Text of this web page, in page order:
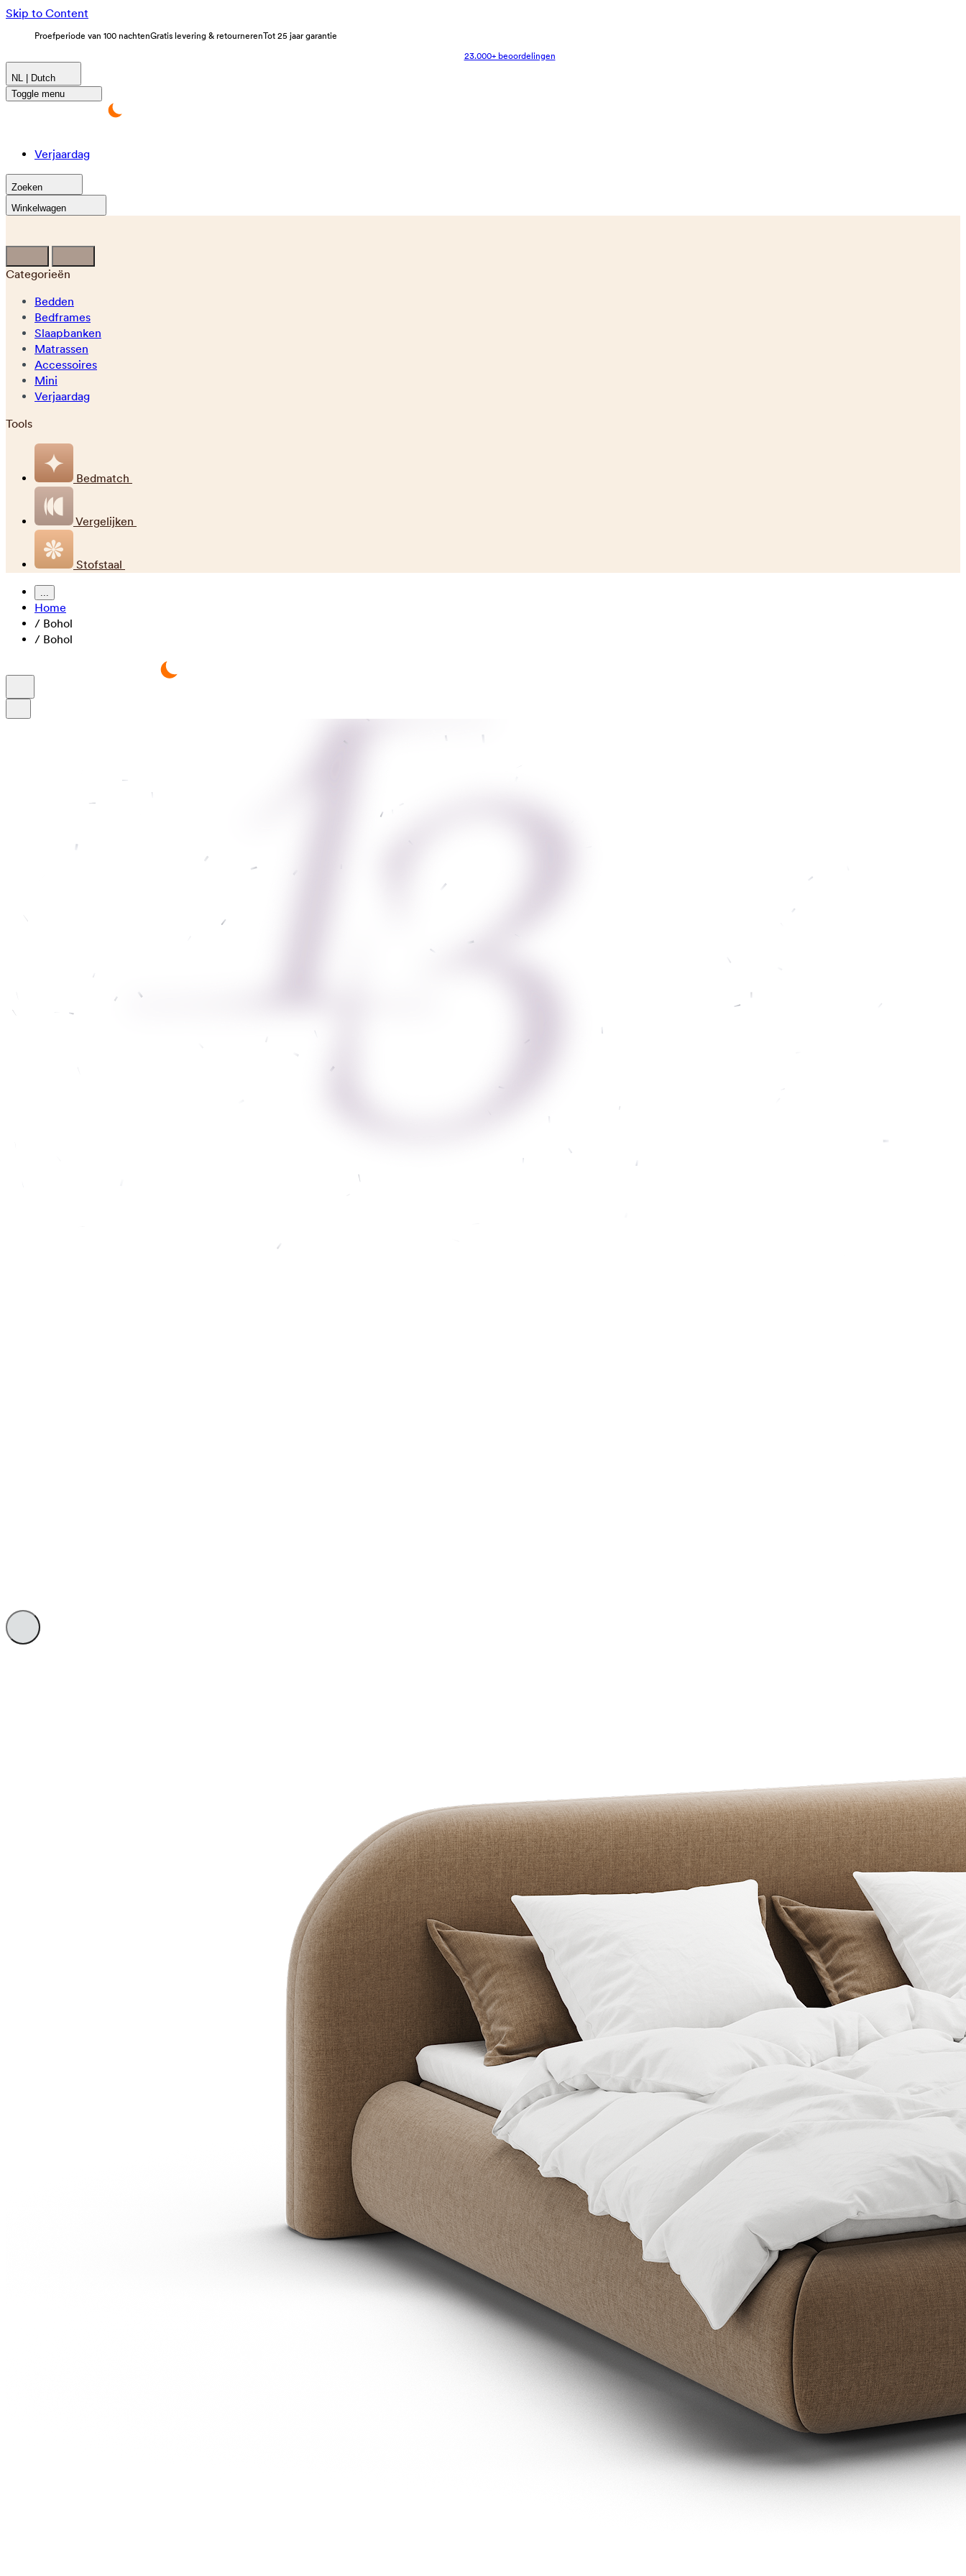
Skip to Content
Proefperiode van 100 nachtenGratis levering & retournerenTot 25 jaar garantie
23.000+ beoordelingen
NL | Dutch
Toggle menu
Verjaardag
Zoeken
Winkelwagen
Categorieën
Bedden
Bedframes
Slaapbanken
Matrassen
Accessoires
Mini
Verjaardag
Tools
Bedmatch
Vergelijken
Stofstaal
...
Home
/ Bohol
/ Bohol